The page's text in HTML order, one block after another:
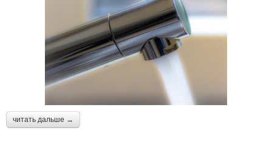
читать дальше →